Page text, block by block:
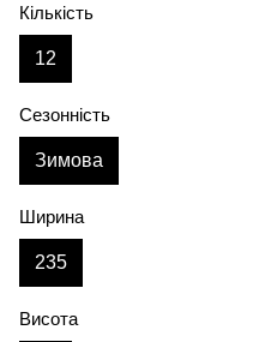
Кількість
12
Сезонність
Зимова
Ширина
235
Висота